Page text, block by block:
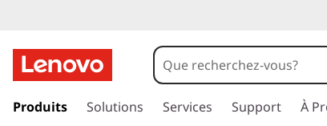
a
Produits Solutions Services Support À